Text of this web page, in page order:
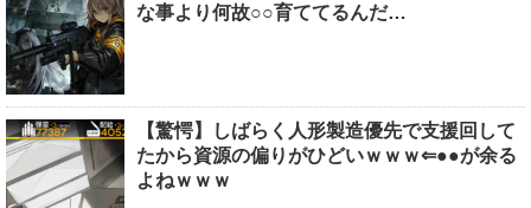
な事より何故○○育ててるんだ…
【驚愕】しばらく人形製造優先で支援回して
たから資源の偏りがひどいｗｗｗ⇐●●が余る
よねｗｗｗ